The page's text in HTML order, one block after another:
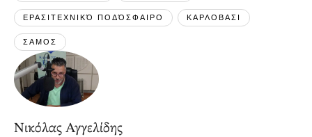
ΕΡΑΣΙΤΕΧΝΙΚΌ ΠΟΔΌΣΦΑΙΡΟ ΚΑΡΛΟΒΑΣΙ
ΣΑΜΟΣ
Νικόλας Αγγελίδης